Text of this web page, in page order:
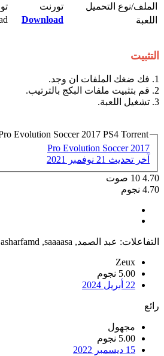
الملف/نوع التحميل​ تورنت​
اللعبة​
Download
التثبيت
1. فك ضغك الملفات ان وجد.
2. قم بتثبيت ملفات البكج بالترتيب.
3. تشغيل اللعبة.
Evolution Soccer 2017 PS4 Torrent
Pro Evolution Soccer 2017
آخر تحديث 21 نوفمبر 2021
4.70
10 صوت
4.70 نجوم
التفاعلات: عبد الصمد,
saaaasa
,
asharfamd
Zeux
5.00 نجوم
22 أبريل 2024
رائع
مجهول
5.00 نجوم
15 ديسمبر 2022